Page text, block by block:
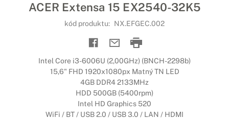
ACER Extensa 15 EX2540-32K5
kód produktu: NX.EFGEC.002
Intel Core i3-6006U (2,00GHz) (BNCH-2298b)
15,6" FHD 1920x1080px Matný TN LED
4GB DDR4 2133MHz
HDD 500GB (5400rpm)
Intel HD Graphics 520
WiFi / BT / USB 2.0 / USB 3.0 / LAN / HDMI